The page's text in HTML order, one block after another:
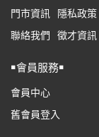
門市資訊
隱私政策
聯絡我們 徵才資訊
￭會員服務￭
會員中心
舊會員登入